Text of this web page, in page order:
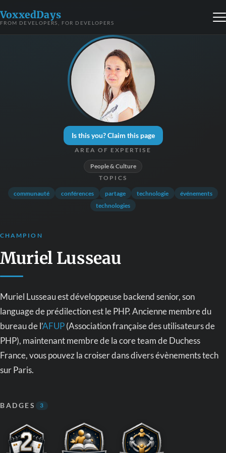
VoxxedDays
FROM DEVELOPERS, FOR DEVELOPERS
Is this you? Claim this page
AREA OF EXPERTISE
People & Culture
TOPICS
communauté conférences partage technologie
événements
technologies
CHAMPION
Muriel Lusseau
Muriel Lusseau est développeuse backend senior, son
language de prédilection est le PHP. Ancienne membre du
bureau de l’AFUP(Association française des utilisateurs de
PHP), maintenant membre de la core team de Duchess
France, vous pouvez la croiser dans divers évènements tech
sur Paris.
BADGES 3